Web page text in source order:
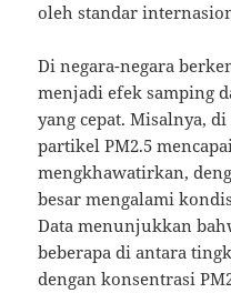
oleh standar
Di negara-negara
menjadi efek samping
yang cepat. Misalnya,
partikel PM2.5
mengkhawatirkan,
besar mengalami
Data menunjukkan
beberapa di antara
dengan konsentrasi